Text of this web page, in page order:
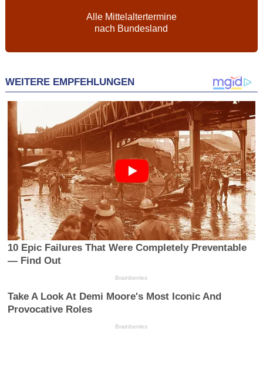
Alle Mittelaltertermine
nach Bundesland